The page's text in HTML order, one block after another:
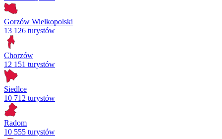
Gorzów Wielkopolski
13 126 turystów
Chorzów
12 151 turystów
Siedlce
10 712 turystów
Radom
10 555 turystów